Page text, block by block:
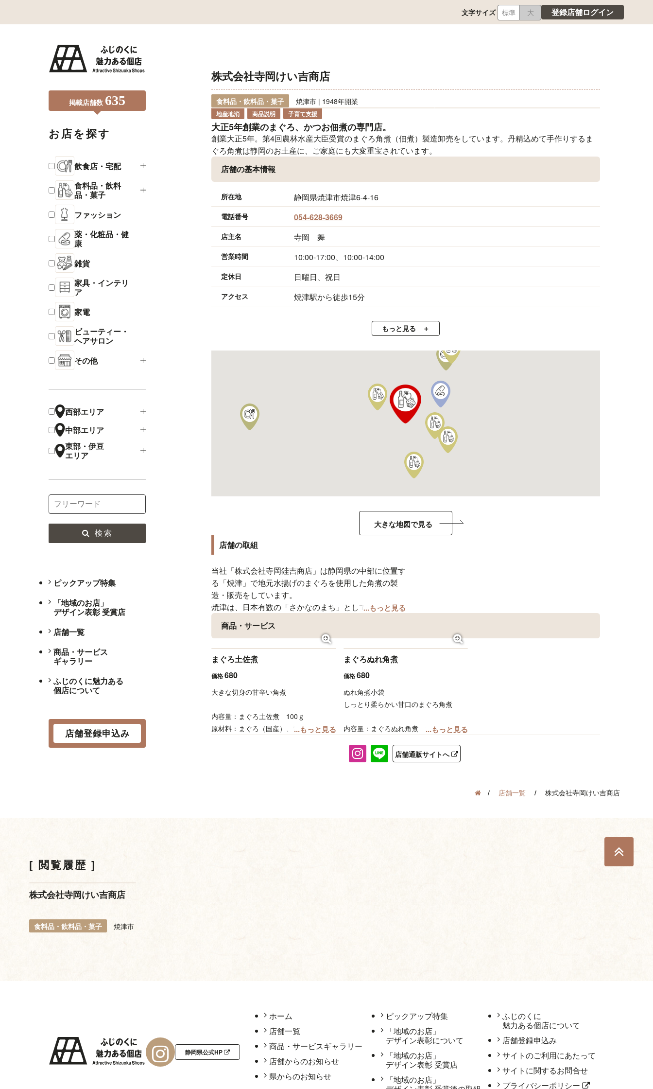
文字サイズ 標準 大 登録店舗ログイン
掲載店舗数 635
お店を探す
飲食店・宅配
食料品・飲料
品・菓子
ファッション
薬・化粧品・健
康
雑貨
家具・インテリ
ア
家電
ビューティー・
ヘアサロン
その他
西部エリア
中部エリア
東部・伊豆
エリア
検索
ピックアップ特集
「地域のお店」
デザイン表彰 受賞店
店舗一覧
商品・サービス
ギャラリー
ふじのくに魅力ある
個店について
店舗登録申込み
株式会社寺岡けい吉商店
食料品・飲料品・菓子 焼津市 | 1948年開業
地産地消 商品説明 子育て支援
大正5年創業のまぐろ、かつお佃煮の専門店。
創業大正5年。第4回農林水産大臣受賞のまぐろ角煮（佃煮）製造卸売をしています。丹精込めて手作りするま
ぐろ角煮は静岡のお土産に、ご家庭にも大変重宝されています。
店舗の基本情報
所在地 静岡県焼津市焼津6-4-16
電話番号 054-628-3669
店主名 寺岡 舞
営業時間 10:00-17:00、10:00-14:00
定休日 日曜日、祝日
アクセス 焼津駅から徒歩15分
もっと見る
大きな地図で見る
店舗の取組
当社「株式会社寺岡銈吉商店」は静岡県の中部に位置す
る「焼津」で地元水揚げのまぐろを使用した角煮の製
造・販売をしています。
焼津は、日本有数の「さかなのまち」として知られ、古
くから日本の水産業の大基地として発展してきました。
まぐろ角煮は、冷蔵庫が無かった時代に浜に揚がった鮮
魚を長期保存するために先人たちによって開発された加
工技術であり、地元民に愛される食卓の定番でもありま
と、皆様に愛される商品づくりをすることをモットーに
しております。
...もっと見る
商品・サービス
まぐろ土佐煮
価格680
大きな切身の甘辛い角煮
内容量：まぐろ土佐煮 100ｇ
原材料：まぐろ（国産）、醤油、砂糖、
...もっと見る
まぐろぬれ角煮
価格680
ぬれ角煮小袋
しっとり柔らかい甘口のまぐろ角煮
内容量：まぐろぬれ角煮 100ｇ×1
還元水飴、生姜、酢（一部に小麦・大豆
を含む）
...もっと見る
店舗通販サイトへ
店舗一覧 株式会社寺岡けい吉商店
閲覧履歴
株式会社寺岡けい吉商店
食料品・飲料品・菓子 焼津市
ホーム
店舗一覧
商品・サービスギャラリー
店舗からのお知らせ
県からのお知らせ
ピックアップ特集
「地域のお店」
デザイン表彰について
「地域のお店」
デザイン表彰 受賞店
「地域のお店」
ふじのくに
魅力ある個店について
店舗登録申込み
サイトのご利用にあたって
サイトに関するお問合せ
プライバシーポリシー
静岡県公式HP